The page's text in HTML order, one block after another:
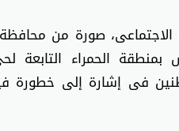
قبل ماتنزلالاجتماعى، صورة من
بمنطقة الحمراء التابعة
فى إشارة إلى خطورة